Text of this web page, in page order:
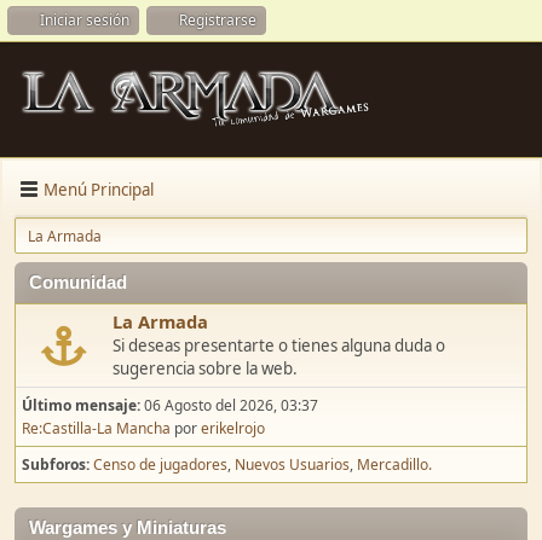
Iniciar sesión Registrarse
Menú Principal
La Armada
Comunidad
La Armada
Si deseas presentarte o tienes alguna duda o
sugerencia sobre la web.
Último mensaje:06 Agosto del 2026, 03:37
Re:Castilla-La Mancha porerikelrojo
Subforos Censo de jugadores Nuevos Usuarios Mercadillo.
Wargames y Miniaturas